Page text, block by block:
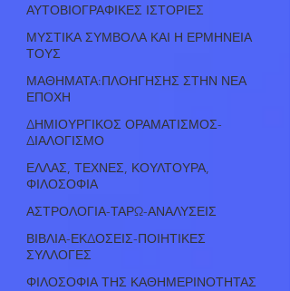
ΑΥΤΟΒΙΟΓΡΑΦΙΚΕΣ ΙΣΤΟΡΙΕΣ
ΜΥΣΤΙΚΑ ΣΥΜΒΟΛΑ ΚΑΙ Η ΕΡΜΗΝΕΙΑ
ΤΟΥΣ
ΜΑΘΗΜΑΤΑ:ΠΛΟΗΓΗΣΗΣ ΣΤΗΝ ΝΕΑ
ΕΠΟΧΗ
ΔΗΜΙΟΥΡΓΙΚΟΣ ΟΡΑΜΑΤΙΣΜΟΣ-
ΔΙΑΛΟΓΙΣΜΟ
ΕΛΛΑΣ, ΤΕΧΝΕΣ, ΚΟΥΛΤΟΥΡΑ,
ΦΙΛΟΣΟΦΙΑ
ΑΣΤΡΟΛΟΓΙΑ-ΤΑΡΩ-ΑΝΑΛΥΣΕΙΣ
ΒΙΒΛΙΑ-ΕΚΔΟΣΕΙΣ-ΠΟΙΗΤΙΚΕΣ
ΣΥΛΛΟΓΕΣ
ΦΙΛΟΣΟΦΙΑ ΤΗΣ ΚΑΘΗΜΕΡΙΝΟΤΗΤΑΣ